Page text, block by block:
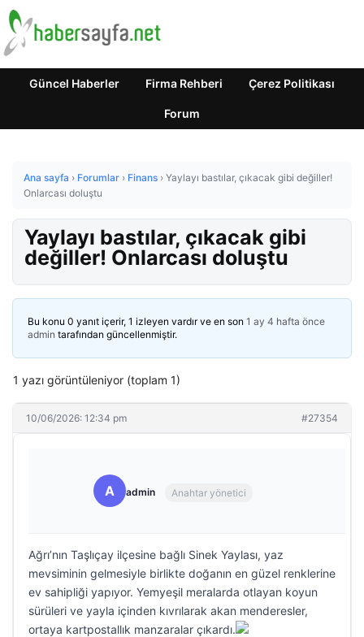
Güncel Haberler Firma Rehberi Çerez Politikası
Forum
Ana sayfa › Forumlar › Finans › Yaylayı bastılar, çıkacak gibi değiller!
Onlarcası doluştu
Yaylayı bastılar, çıkacak gibi
değiller! Onlarcası doluştu
Bu konu 0 yanıt içerir, 1 izleyen vardır ve en son 1 ay 4 hafta önce
admin tarafından güncellenmiştir.
1 yazı görüntüleniyor (toplam 1)
10/06/2026: 12:34 pm #27354
A admin Anahtar yönetici
Ağrı’nın Taşlıçay ilçesine bağlı Sinek Yaylası, yaz
mevsiminin gelmesiyle birlikte doğanın en güzel renklerine
ev sahipliği yapıyor. Yemyeşil meralarda otlayan koyun
sürüleri ve yayla içinden kıvrılarak akan menderesler,
ortaya kartpostallık manzaralar çıkardı.